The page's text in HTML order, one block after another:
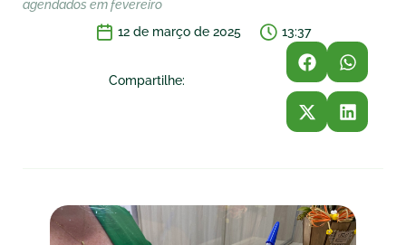
agendados em fevereiro
12 de março de 2025
13:37
Compartilhe: